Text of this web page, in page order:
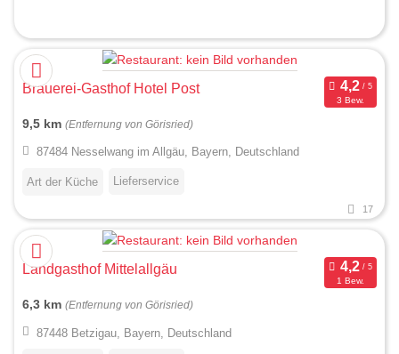
Brauerei-Gasthof Hotel Post
3 Bew.
9,5 km (Entfernung von Görisried)
87484 Nesselwang im Allgäu, Bayern, Deutschland
Art der Küche Lieferservice
17
Landgasthof Mittelallgäu
1 Bew.
6,3 km (Entfernung von Görisried)
87448 Betzigau, Bayern, Deutschland